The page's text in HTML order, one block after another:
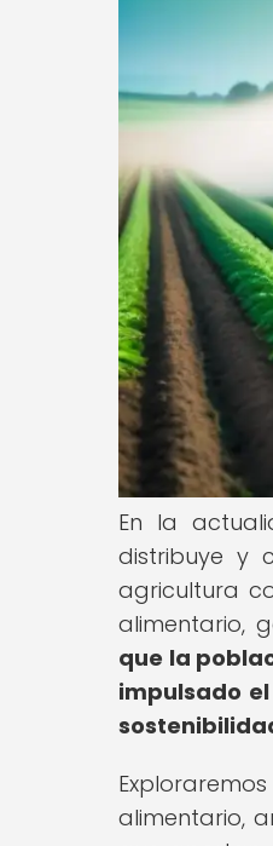
En la
distribuye y
agricultura
alimentario,
que la
impulsado
alimentario,